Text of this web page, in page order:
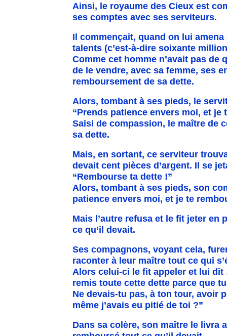
Ainsi, le royaume des Cieux est
ses comptes avec ses serviteurs.
Il commençait, quand on lui
talents (c’est-à-dire soixante
Comme cet homme n’avait pas
de le vendre, avec sa femme, ses
remboursement de sa dette.
Alors, tombant à ses pieds, le
“Prends patience envers moi, et je
Saisi de compassion, le maître de
sa dette.
Mais, en sortant, ce serviteur
devait cent pièces d’argent. Il se
“Rembourse ta dette !”
Alors, tombant à ses pieds, son
patience envers moi, et je te
Mais l’autre refusa et le fit jeter en
ce qu’il devait.
Ses compagnons, voyant cela,
raconter à leur maître tout ce qui
Alors celui-ci le fit appeler et lui dit
remis toute cette dette parce que
Ne devais-tu pas, à ton tour, avoir
même j’avais eu pitié de toi ?”
Dans sa colère, son maître le livra